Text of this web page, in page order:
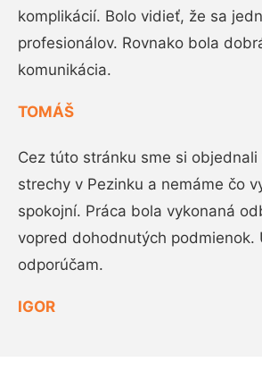
komplikácií. Bolo vidieť, že sa
profesionálov. Rovnako bola
komunikácia.
TOMÁŠ
Cez túto stránku sme si objednali
strechy v Pezinku a nemáme čo
spokojní. Práca bola vykonaná
vopred dohodnutých podmienok.
odporúčam.
IGOR